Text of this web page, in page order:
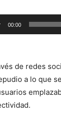
00:00
de redes
a lo que